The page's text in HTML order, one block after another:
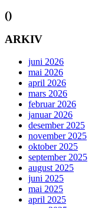
()
ARKIV
juni 2026
mai 2026
april 2026
mars 2026
februar 2026
januar 2026
desember 2025
november 2025
oktober 2025
september 2025
august 2025
juni 2025
mai 2025
april 2025